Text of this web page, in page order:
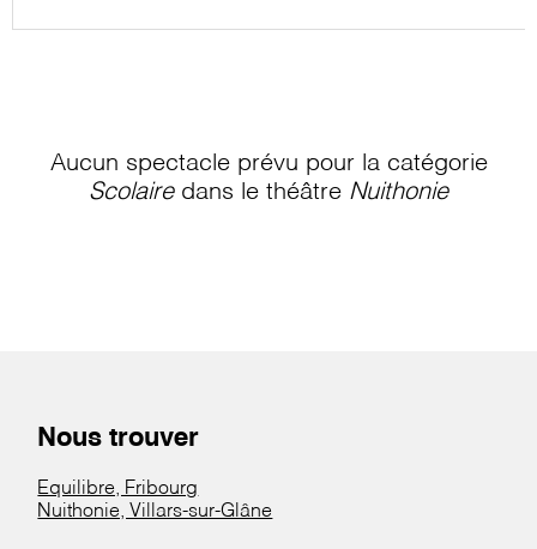
Aucun spectacle prévu pour la catégorie
Scolairedans le théâtre Nuithonie
Nous trouver
Equilibre, Fribourg
Nuithonie, Villars-sur-Glâne